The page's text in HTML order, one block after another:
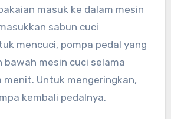
masuk ke dalam mesin
sabun cuci
mencuci, pompa pedal yang
bawah mesin cuci selama
menit. Untuk mengeringkan,
kembali pedalnya.